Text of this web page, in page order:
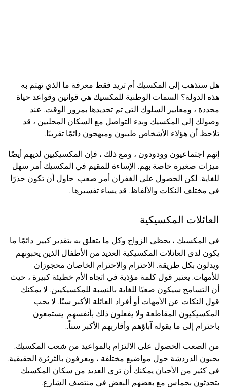
هل ستذهب إلى المكسيك أم تريد فقط معرفة ما الذي تهتم به
هذه الدولة؟ السمات الوطنية للمكسيك هي قوانين وقواعد حياة
محددة ، ومعايير السلوك التي تم تحديدها بمرور الوقت. عند
وصولك إلى المكسيك وبدء التواصل مع السكان المحليين ، قد
تلاحظ أن هؤلاء الأشخاص طيبون ومبهجون دائمًا تقريبًا.
إنهم اجتماعيون وودودون ، ومع ذلك ، فإن المكسيكيين لديهم أيضًا
ميزات صغيرة خاصة بهم. الإساءة للمقيم في المكسيك أمر سهل
للغاية. لكن الحصول على الغفران أمر صعب. حاول أن تكون حذرًا
في مختلف النكات والألفاظ. قد يساء تفسيرها..
العائلات المكسيكية
في المكسيك ، يحظى الزواج وكل ما يتعلق به بتقدير كبير. دائمًا ما
يكون لدى العائلات المكسيكية العديد من الأطفال الذين يحبونهم
ويدلون بكل طريقة. الاحترام والاحترام الخاصان محجوزان
للأمهات. يعتبر قول كلمة مؤذية في اتجاه الأم خطيئة كبيرة ، حيث
أن التسامح سيكون صعبًا للغاية بالنسبة للمكسيكيين. لا يمكنك
قول النكات عن الأمهات أو أفراد العائلة الأكبر سنًا. لا يحب
المكسيكيون المقاطعة ولا يفعلون ذلك بأنفسهم. يستمعون
باحترام إلى ما يقوله آباؤهم وأقاربهم الأكبر سناً..
من الصعب الحصول على الالتزام بالمواعيد من شعب المكسيك.
يحبون الدردشة حول مواضيع مختلفة ، ويعرفون بالثرثرة الحقيقية.
في كثير من الأحيان يمكنك أن ترى العديد من سكان المكسيك
يتحدثون بحماس مع بعضهم البعض في منتصف الشارع.